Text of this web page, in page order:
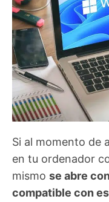
Si al momento de
en tu ordenador
mismo se abre
compatible con